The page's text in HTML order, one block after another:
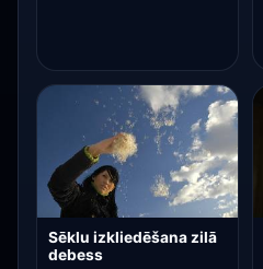
Sēklu izkliedēšana zilā
debess